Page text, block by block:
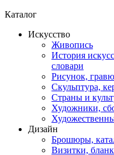
Каталог
Искусство
Живопись
История
словари
Рисунок,
Скульптура,
Страны и
Художники,
Дизайн
Брошюры,
Визитки,